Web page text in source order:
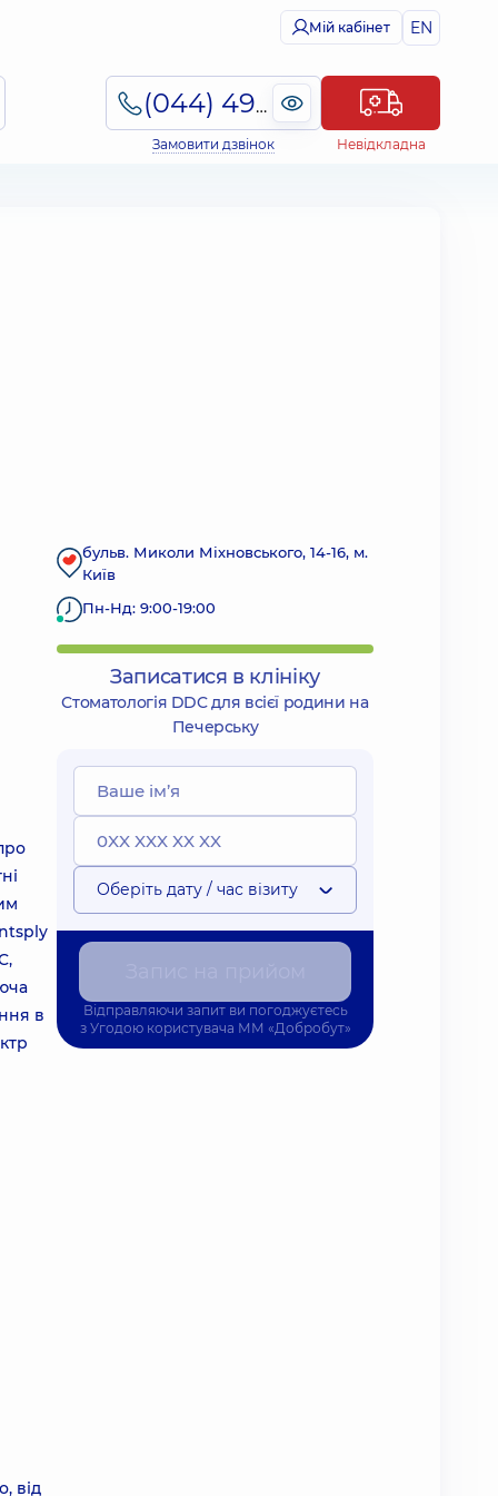
Мій кабінет EN
(044) 495-2-888
Замовити дзвінок Невідкладна
в
від
бульв. Миколи Міхновського, 14-16, м.
Київ
Пн-Нд: 9:00-19:00
Записатися в клініку
Стоматологія DDC для всієї родини на
Печерську
Оберіть дату / час візиту
Відправляючи запит ви погоджуєтесь
з Угодою користувача ММ «Добробут»